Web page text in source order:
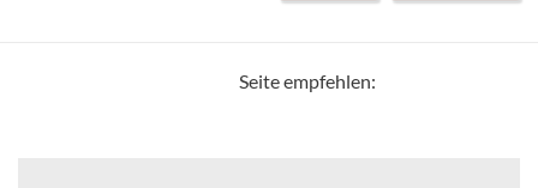
Seite empfehlen: